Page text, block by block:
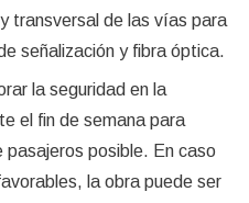
transversal de las vías para
señalización y fibra óptica.
la seguridad en la
el fin de semana para
posible. En caso
la obra puede ser